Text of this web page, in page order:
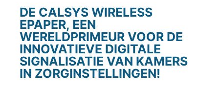
DE CALSYS WIRELESS
EPAPER, EEN
WERELDPRIMEUR VOOR DE
INNOVATIEVE DIGITALE
SIGNALISATIE VAN KAMERS
IN ZORGINSTELLINGEN!